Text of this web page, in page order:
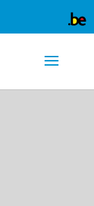
diensten,